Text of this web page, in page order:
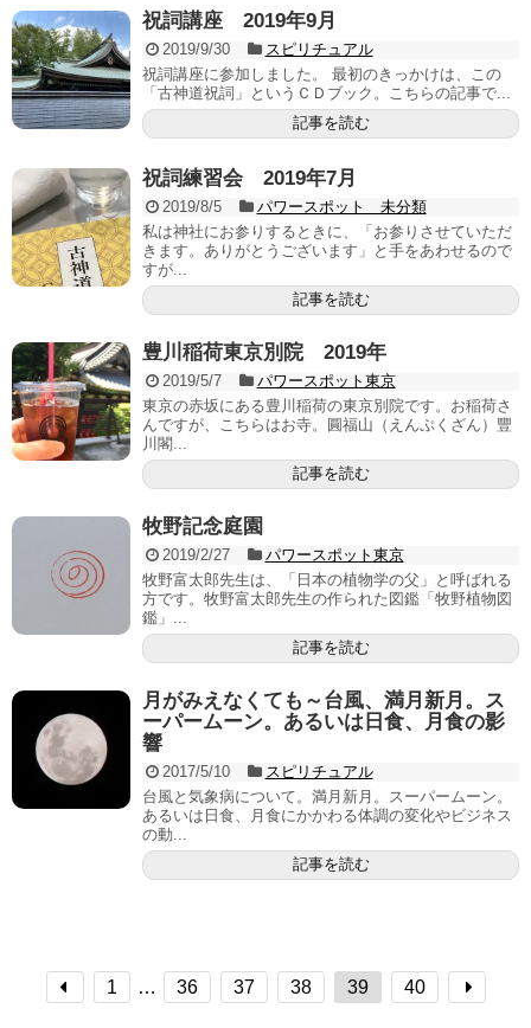
祝詞講座 2019年9月
2019/9/30
スピリチュアル
祝詞講座に参加しました。 最初のきっかけは、この
「古神道祝詞」というＣＤブック。こちらの記事で...
記事を読む
祝詞練習会 2019年7月
2019/8/5
パワースポット 未分類
私は神社にお参りするときに、「お参りさせていただ
きます。ありがとうございます」と手をあわせるので
すが...
記事を読む
豊川稲荷東京別院 2019年
2019/5/7
パワースポット東京
東京の赤坂にある豊川稲荷の東京別院です。お稲荷さ
んですが、こちらはお寺。圓福山（えんぷくざん）豐
川閣...
記事を読む
牧野記念庭園
2019/2/27
パワースポット東京
牧野富太郎先生は、「日本の植物学の父」と呼ばれる
方です。牧野富太郎先生の作られた図鑑「牧野植物図
鑑」...
記事を読む
月がみえなくても～台風、満月新月。ス
ーパームーン。あるいは日食、月食の影
響
2017/5/10
スピリチュアル
台風と気象病について。満月新月。スーパームーン。
あるいは日食、月食にかかわる体調の変化やビジネス
の動...
記事を読む
1 … 36 37 38 39 40